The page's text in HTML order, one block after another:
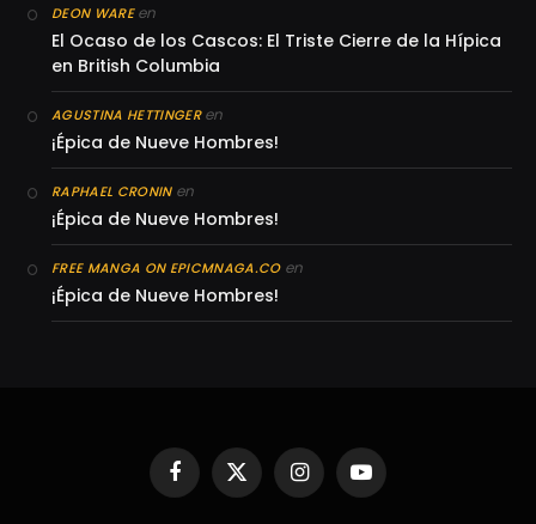
DEON WAREen
El Ocaso de los Cascos: El Triste Cierre de la Hípica
en British Columbia
AGUSTINA HETTINGERen
¡Épica de Nueve Hombres!
RAPHAEL CRONINen
¡Épica de Nueve Hombres!
FREE MANGA ON EPICMNAGA.COen
¡Épica de Nueve Hombres!
Facebook
X
(Twitter)
InstagramYouTube